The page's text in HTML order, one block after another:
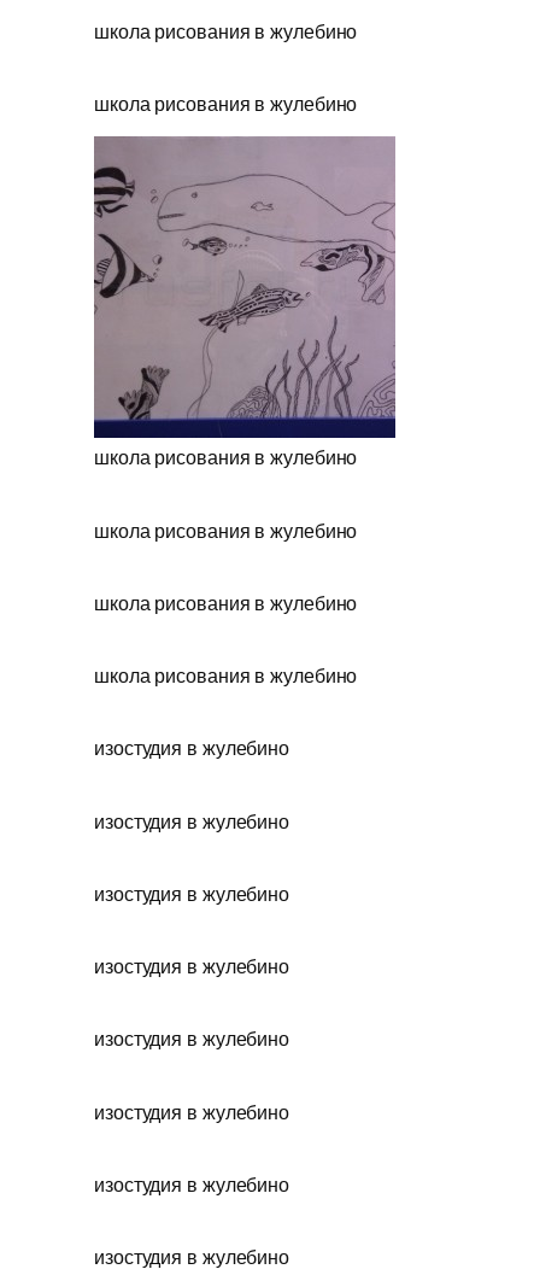
школа рисования в жулебино
школа рисования в жулебино
школа рисования в жулебино
школа рисования в жулебино
школа рисования в жулебино
школа рисования в жулебино
изостудия в жулебино
изостудия в жулебино
изостудия в жулебино
изостудия в жулебино
изостудия в жулебино
изостудия в жулебино
изостудия в жулебино
изостудия в жулебино